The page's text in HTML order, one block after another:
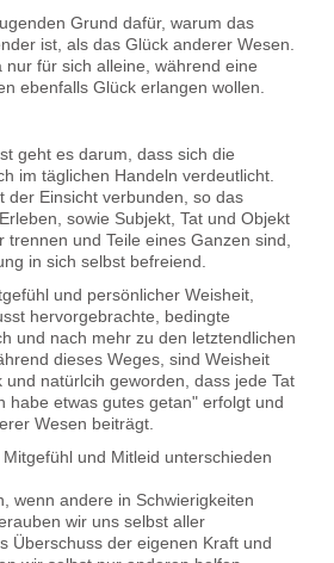
Grund dafür, warum das
ist, als das Glück anderer Wesen.
nur für sich alleine, während eine
ebenfalls Glück erlangen wollen.
geht es darum, dass sich die
im täglichen Handeln verdeutlicht.
der Einsicht verbunden, so das
sowie Subjekt, Tat und Objekt
und Teile eines Ganzen sind,
in sich selbst befreiend.
und persönlicher Weisheit,
hervorgebrachte, bedingte
und nach mehr zu den letztendlichen
dieses Weges, sind Weisheit
und natürlcih geworden, dass jede Tat
habe etwas gutes getan" erfolgt und
Wesen beiträgt.
und Mitleid unterschieden
wenn andere in Schwierigkeiten
wir uns selbst aller
Überschuss der eigenen Kraft und